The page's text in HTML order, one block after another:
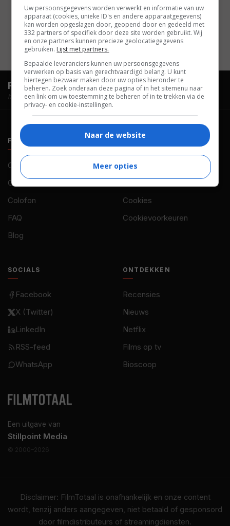
FilmTotaal.Hét online filmoverzicht.
hosted by
Een uitgave van
Stillpoint Media
© 2000–2026
FILMTOTAAL
Contact
Over ons
Colofon
FAQ
Blog
Privacy
Cookies
Cookievoorkeuren
SOCIALS
Facebook
X (Twitter)
LinkedIn
RSS-feed
WhatsApp
ONTDEKKEN
Recensies
Nieuws
Netflix
Films op tv
Bioscoop
Disclaimer: FilmTotaal is onafhankelijk en onze content
wordt, tenzij anders aangegeven, niet betaald of gesponsord
door filmdistributeurs of streamingdiensten.
Uw persoonsgegevens worden verwerkt en informatie van uw
apparaat (cookies, unieke ID's en andere apparaatgegevens)
kan worden opgeslagen door, geopend door en gedeeld met
332 partners of specifiek door deze site worden gebruikt. Wij
en onze partners kunnen precieze geolocatiegegevens
gebruiken. Lijst met partners.
Bepaalde leveranciers kunnen uw persoonsgegevens
verwerken op basis van gerechtvaardigd belang. U kunt
hiertegen bezwaar maken door uw opties hieronder te
beheren. Zoek onderaan deze pagina of in het sitemenu naar
een link om uw toestemming te beheren of in te trekken via de
privacy- en cookie-instellingen.
Naar de website
Meer opties